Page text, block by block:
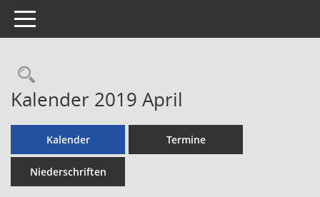
Toggle navigation
Rechercheauswahl
Kalender 2019 April
Kalender Termine
Niederschriften